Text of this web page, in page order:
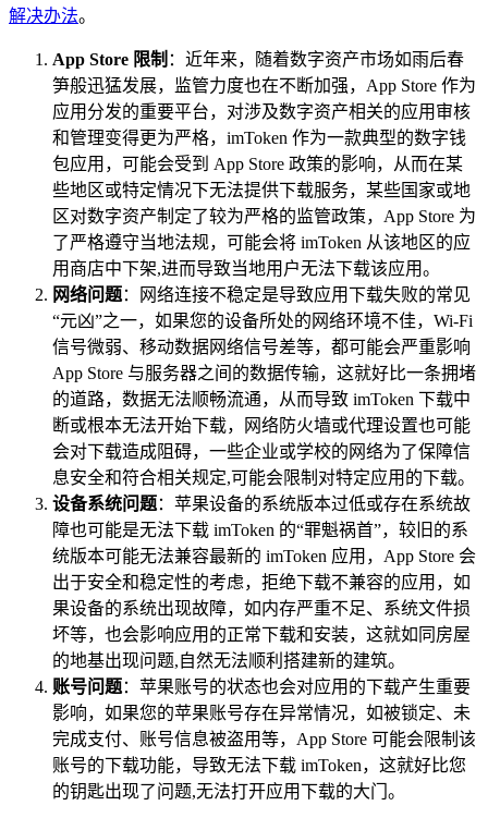
解决办法。
App Store 限制 ：近年来，随着数字资产市场如雨后春
笋般迅猛发展，监管力度也在不断加强，App Store 作为
应用分发的重要平台，对涉及数字资产相关的应用审核
和管理变得更为严格，imToken 作为一款典型的数字钱
包应用，可能会受到 App Store 政策的影响，从而在某
些地区或特定情况下无法提供下载服务，某些国家或地
区对数字资产制定了较为严格的监管政策，App Store 为
了严格遵守当地法规，可能会将 imToken 从该地区的应
用商店中下架,进而导致当地用户无法下载该应用。
网络问题：网络连接不稳定是导致应用下载失败的常见
“元凶”之一，如果您的设备所处的网络环境不佳，Wi-Fi
信号微弱、移动数据网络信号差等，都可能会严重影响
App Store 与服务器之间的数据传输，这就好比一条拥堵
的道路，数据无法顺畅流通，从而导致 imToken 下载中
断或根本无法开始下载，网络防火墙或代理设置也可能
会对下载造成阻碍，一些企业或学校的网络为了保障信
息安全和符合相关规定,可能会限制对特定应用的下载。
设备系统问题：苹果设备的系统版本过低或存在系统故
障也可能是无法下载 imToken 的“罪魁祸首”，较旧的系
统版本可能无法兼容最新的 imToken 应用，App Store 会
出于安全和稳定性的考虑，拒绝下载不兼容的应用，如
果设备的系统出现故障，如内存严重不足、系统文件损
坏等，也会影响应用的正常下载和安装，这就如同房屋
的地基出现问题,自然无法顺利搭建新的建筑。
账号问题：苹果账号的状态也会对应用的下载产生重要
影响，如果您的苹果账号存在异常情况，如被锁定、未
完成支付、账号信息被盗用等，App Store 可能会限制该
账号的下载功能，导致无法下载 imToken，这就好比您
的钥匙出现了问题,无法打开应用下载的大门。